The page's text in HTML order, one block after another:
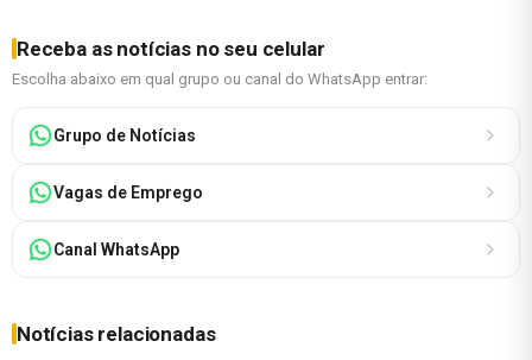
Receba as notícias no seu celular
Escolha abaixo em qual grupo ou canal do WhatsApp entrar:
Grupo de Notícias
Vagas de Emprego
Canal WhatsApp
Notícias relacionadas